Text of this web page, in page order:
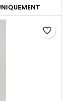
favorite_border